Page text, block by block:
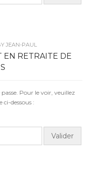
JEAN-PAUL
RETRAITE DE
Pour le voir, veuillez
ci-dessous :